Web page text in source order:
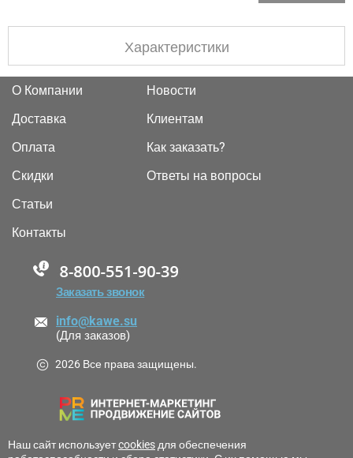
Характеристики
О Компании
Доставка
Оплата
Скидки
Новости
Клиентам
Как заказать?
Ответы на вопросы
Статьи
Контакты
88005555550
Заказать звонок
info@kawe.su
(Для заказов)
2026 Все права защищены.
Наш сайт используетcookiesдля обеспечения